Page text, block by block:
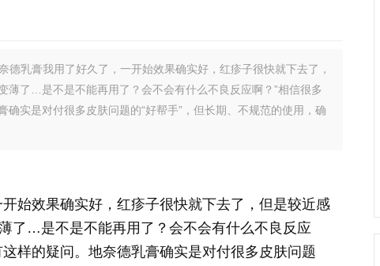
德乳膏我用了好久了，一开始效果确实好，红疹子很快就下去了，
薄了…是不是不能再用了？会不会有什么不良反应啊？”相信很多
实是对付很多皮肤问题的“好帮手”，但长期、不规范的使用，确
始效果确实好，红疹子很快就下去了，但是较近感
了…是不是不能再用了？会不会有什么不良反应
样的疑问。地奈德乳膏确实是对付很多皮肤问题